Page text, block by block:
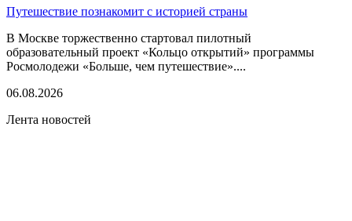
Путешествие познакомит с историей страны
В Москве торжественно стартовал пилотный
образовательный проект «Кольцо открытий» программы
Росмолодежи «Больше, чем путешествие»....
06.08.2026
Лента новостей